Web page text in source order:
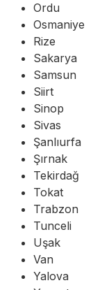
Ordu
Osmaniye
Rize
Sakarya
Samsun
Siirt
Sinop
Sivas
Şanlıurfa
Şırnak
Tekirdağ
Tokat
Trabzon
Tunceli
Uşak
Van
Yalova